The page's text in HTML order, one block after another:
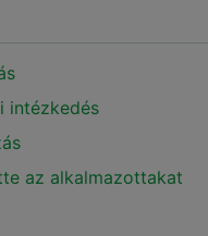
intézkedés
az alkalmazottakat